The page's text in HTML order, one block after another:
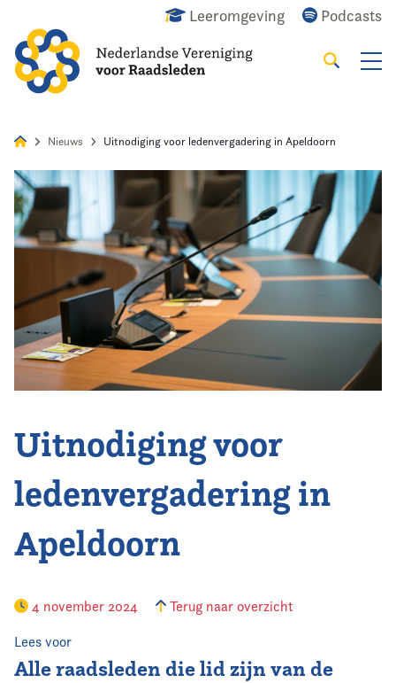
Leeromgeving Podcasts
Zoeken
Home
Agenda
Nieuws
Opleiding
Kennis & Informatie
Vereniging
Contact
Nieuws Uitnodiging voor ledenvergadering in Apeldoorn
Uitnodiging voor
ledenvergadering in
Apeldoorn
4 november 2024 Terug naar overzicht
Lees voor
Alle raadsleden die lid zijn van de